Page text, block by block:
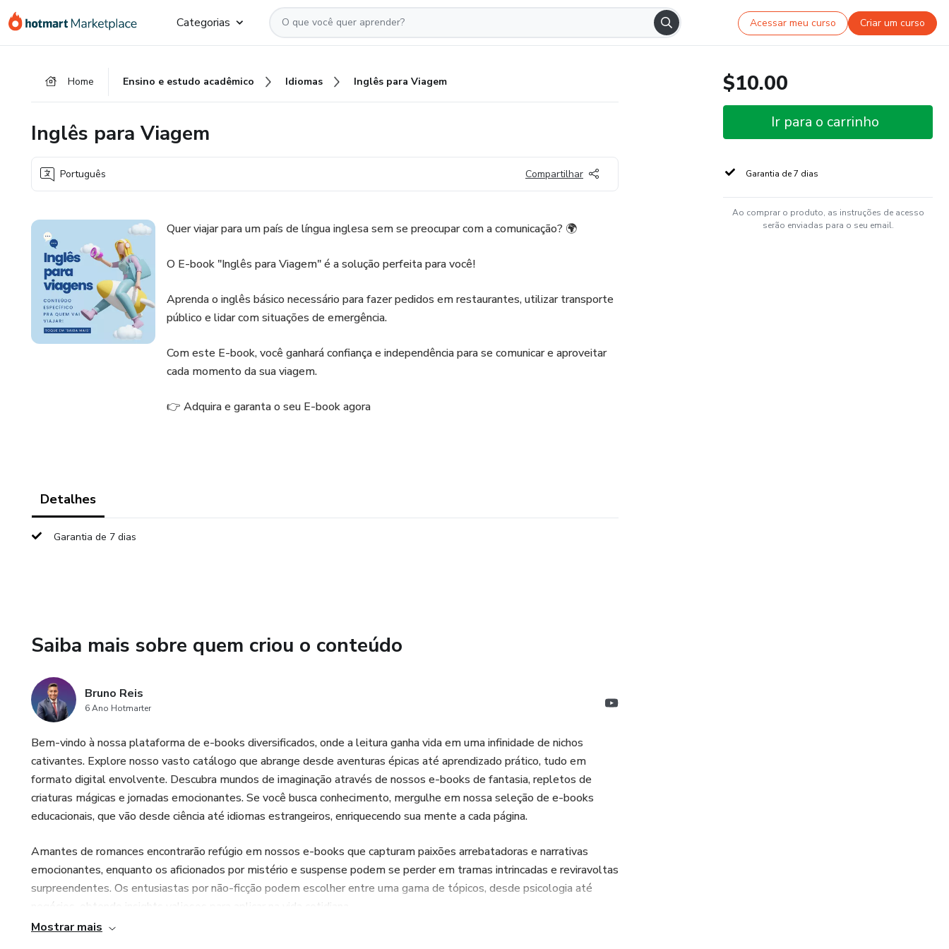
para
para
para
Categorias Acessar meu curso Criar um curso
Home Ensino e estudo acadêmico Idiomas Inglês para Viagem
Inglês para Viagem
Português Compartilhar
Quer viajar para um país de língua inglesa sem se preocupar com a comunicação? 🌍
O E-book "Inglês para Viagem" é a solução perfeita para você!
Aprenda o inglês básico necessário para fazer pedidos em restaurantes, utilizar transporte
público e lidar com situações de emergência.
Com este E-book, você ganhará confiança e independência para se comunicar e aproveitar
cada momento da sua viagem.
👉 Adquira e garanta o seu E-book agora
Detalhes
Garantia de 7 dias
Saiba mais sobre quem criou o conteúdo
Bruno Reis
6 Ano Hotmarter
Bem-vindo à nossa plataforma de e-books diversificados, onde a leitura ganha vida em uma infinidade de nichos
cativantes. Explore nosso vasto catálogo que abrange desde aventuras épicas até aprendizado prático, tudo em
formato digital envolvente. Descubra mundos de imaginação através de nossos e-books de fantasia, repletos de
criaturas mágicas e jornadas emocionantes. Se você busca conhecimento, mergulhe em nossa seleção de e-books
educacionais, que vão desde ciência até idiomas estrangeiros, enriquecendo sua mente a cada página.
Amantes de romances encontrarão refúgio em nossos e-books que capturam paixões arrebatadoras e narrativas
emocionantes, enquanto os aficionados por mistério e suspense podem se perder em tramas intrincadas e reviravoltas
surpreendentes. Os entusiastas por não-ficção podem escolher entre uma gama de tópicos, desde psicologia até
negócios, obtendo insights valiosos para aplicar na vida cotidiana.
Mostrar mais
$10.00
Ir para o carrinho
Garantia de 7 dias
Ao comprar o produto, as instruções de acesso
serão enviadas para o seu email.